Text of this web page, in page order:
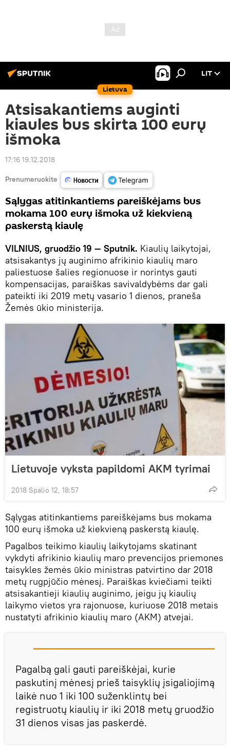
Lietuva
LIT
Atsisakantiems auginti
kiaules bus skirta 100 eurų
išmoka
17:16 19.12.2018
Prenumeruokite
Sąlygas atitinkantiems pareiškėjams bus
mokama 100 eurų išmoka už kiekvieną
paskerstą kiaulę
VILNIUS, gruodžio 19 — Sputnik. Kiaulių laikytojai,
atsisakantys jų auginimo afrikinio kiaulių maro
paliestuose šalies regionuose ir norintys gauti
kompensacijas, paraiškas savivaldybėms dar gali
pateikti iki 2019 metų vasario 1 dienos, praneša
Žemės ūkio ministerija.
Lietuvoje vyksta papildomi AKM tyrimai
2018 Spalio 12, 18:57
Sąlygas atitinkantiems pareiškėjams bus mokama
100 eurų išmoka už kiekvieną paskerstą kiaulę.
Pagalbos teikimo kiaulių laikytojams skatinant
vykdyti afrikinio kiaulių maro prevencijos priemones
taisykles žemės ūkio ministras patvirtino dar 2018
metų rugpjūčio mėnesį. Paraiškas kviečiami teikti
atsisakantieji kiaulių auginimo, jeigu jų kiaulių
laikymo vietos yra rajonuose, kuriuose 2018 metais
nustatyti afrikinio kiaulių maro (AKM) atvejai.
Pagalbą gali gauti pareiškėjai, kurie
paskutinį mėnesį prieš taisyklių įsigaliojimą
laikė nuo 1 iki 100 suženklintų bei
registruotų kiaulių ir iki 2018 metų gruodžio
31 dienos visas jas paskerdė.